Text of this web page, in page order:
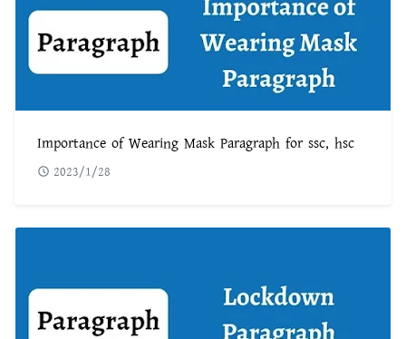
Importance of Wearing Mask Paragraph for ssc, hsc
2023/1/28